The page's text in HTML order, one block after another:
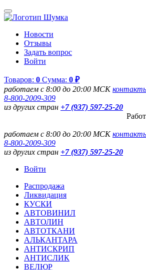
Новости
Отзывы
Задать вопрос
Войти
Товаров: 0 Сумма: 0 ₽
работаем с 8:00 до 20:00 МСК
8-800-2009-309
из других стран +7 (937) 597-25-20
работаем с 8:00 до 20:00 МСК
8-800-2009-309
из других стран +7 (937) 597-25-20
Войти
Распродажа
Ликвидация
КУСКИ
АВТОВИНИЛ
АВТОЛИН
АВТОТКАНИ
АЛЬКАНТАРА
АНТИСКРИП
АНТИСЛИК
ВЕЛЮР